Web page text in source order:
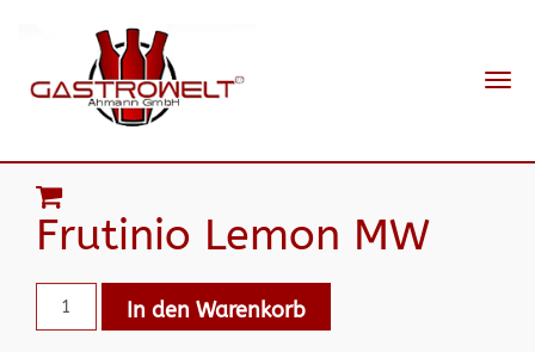
Frutinio Lemon MW
In den Warenkorb